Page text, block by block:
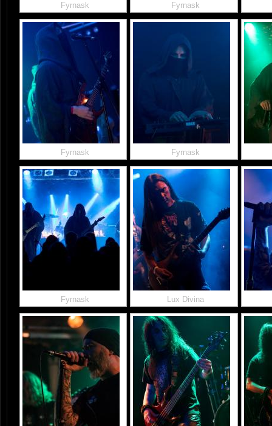
Fyrnask Fyrnask
Fyrnask Fyrnask
Fyrnask Lux Divina